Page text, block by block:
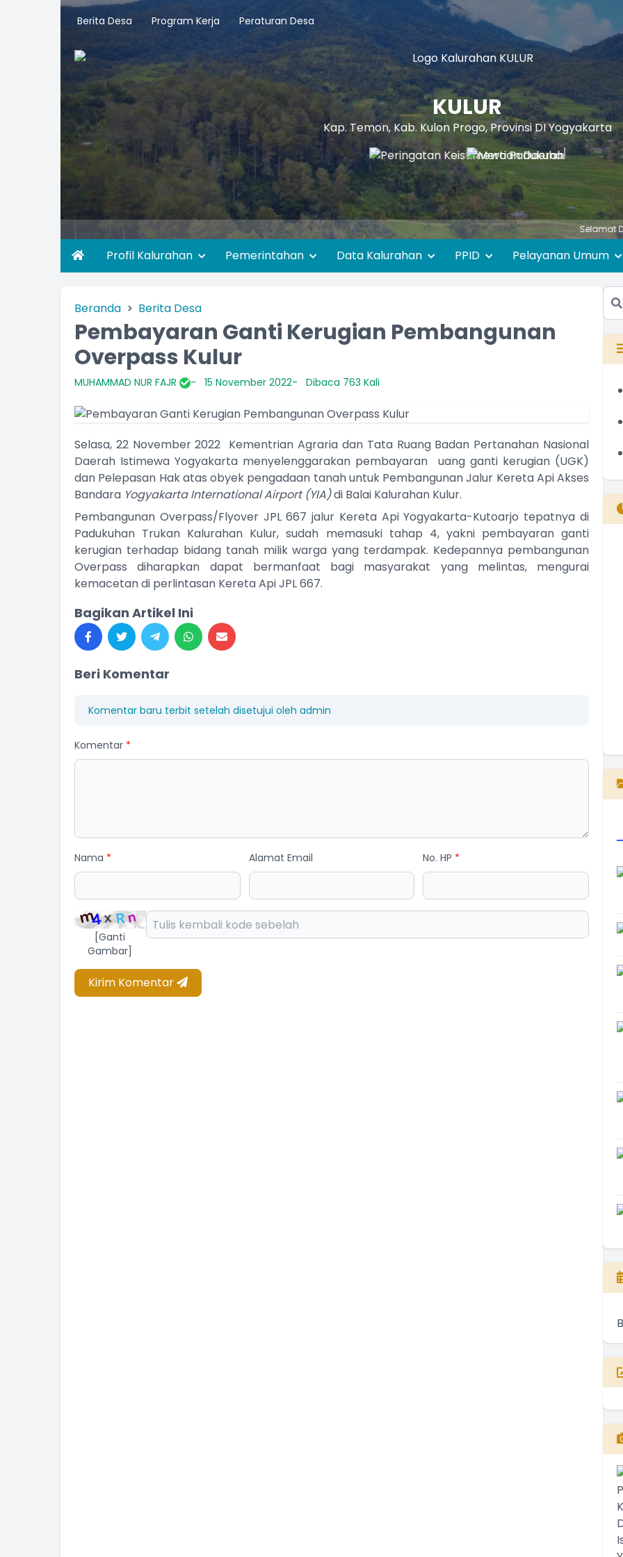
Berita Desa Program Kerja Peraturan Desa
KULUR
Kap. Temon, Kab. Kulon Progo, Provinsi DI Yogyakarta
Selamat Datang di
Profil Kalurahan Pemerintahan Data Kalurahan PPID Pelayanan Umum
Beranda Berita Desa
Pembayaran Ganti Kerugian Pembangunan
Overpass Kulur
MUHAMMAD NUR FAJR 15 November 2022 Dibaca 763 Kali
Selasa, 22 November 2022 Kementrian Agraria dan Tata Ruang Badan Pertanahan Nasional
Daerah Istimewa Yogyakarta menyelenggarakan pembayaran uang ganti kerugian (UGK)
dan Pelepasan Hak atas obyek pengadaan tanah untuk Pembangunan Jalur Kereta Api Akses
Bandara Yogyakarta International Airport (YIA)di Balai Kalurahan Kulur.
Pembangunan Overpass/Flyover JPL 667 jalur Kereta Api Yogyakarta-Kutoarjo tepatnya di
Padukuhan Trukan Kalurahan Kulur, sudah memasuki tahap 4, yakni pembayaran ganti
kerugian terhadap bidang tanah milik warga yang terdampak. Kedepannya pembangunan
Overpass diharapkan dapat bermanfaat bagi masyarakat yang melintas, mengurai
kemacetan di perlintasan Kereta Api JPL 667.
Bagikan Artikel Ini
Beri Komentar
Komentar baru terbit setelah disetujui oleh admin
Komentar *
Nama * Alamat Email No. HP *
[Ganti
Gambar]
Kirim Komentar